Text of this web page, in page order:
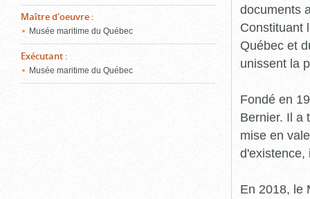
Maître d'oeuvre :
Musée maritime du Québec
Exécutant :
Musée maritime du Québec
documents
Constituant
Québec et
unissent la
Fondé en
Bernier. Il a
mise en
d'existence,
En 2018, le